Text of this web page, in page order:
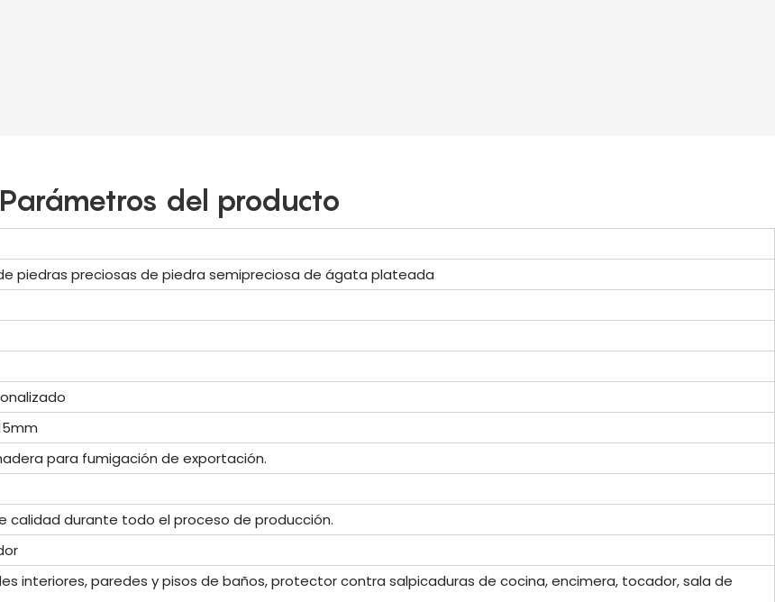
Parámetros del producto
piedras preciosas de piedra semipreciosa de ágata plateada
para fumigación de exportación.
calidad durante todo el proceso de producción.
interiores, paredes y pisos de baños, protector contra salpicaduras de cocina, encimera, tocador, sala de